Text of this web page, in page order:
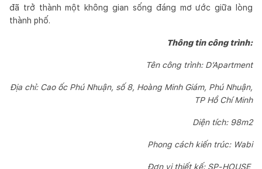
đã trở thành một không gian sống đáng mơ ước giữa lòng
thành phố.
Thông tin công trình:
Tên công trình: D’Apartment
Địa chỉ: Cao ốc Phú Nhuận, số 8, Hoàng Minh Giám, Phú Nhuận,
TP Hồ Chí Minh
Diện tích: 98m2
Phong cách kiến trúc: Wabi
Đơn vị thiết kế: SP-HOUSE